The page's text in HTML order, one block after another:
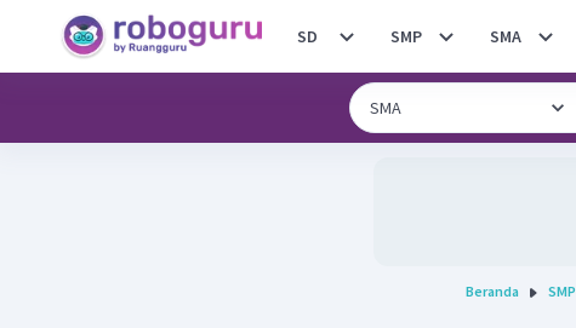
SD SMP SMA
Beranda SMP